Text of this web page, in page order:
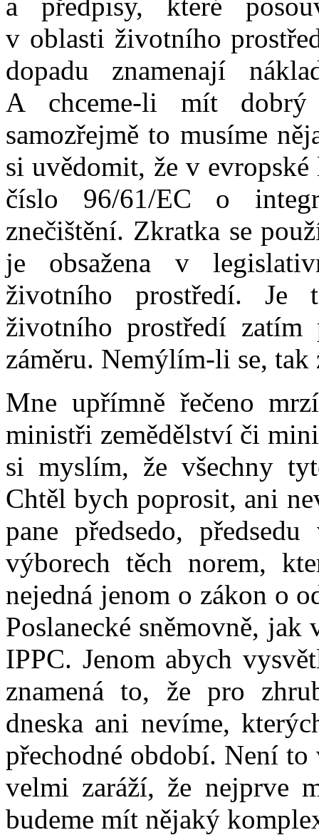
v oblasti životního
dopadu znamenají
A chceme-li mít dobrý
samozřejmě to musíme
si uvědomit, že v
číslo 96/61/EC o
znečištění. Zkratka se
je obsažena v
životního prostředí. Je
životního prostředí
záměru. Nemýlím-li se,
Mne upřímně řečeno
ministři zemědělství či
si myslím, že všechny
Chtěl bych poprosit, ani
pane předsedo,
výborech těch norem,
nejedná jenom o zákon o
Poslanecké sněmovně,
IPPC. Jenom abych
znamená to, že pro
dneska ani nevíme,
přechodné období. Není
velmi zaráží, že nejprve
budeme mít nějaký